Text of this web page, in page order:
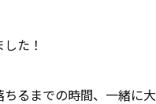
た！
るまでの時間、一緒に大